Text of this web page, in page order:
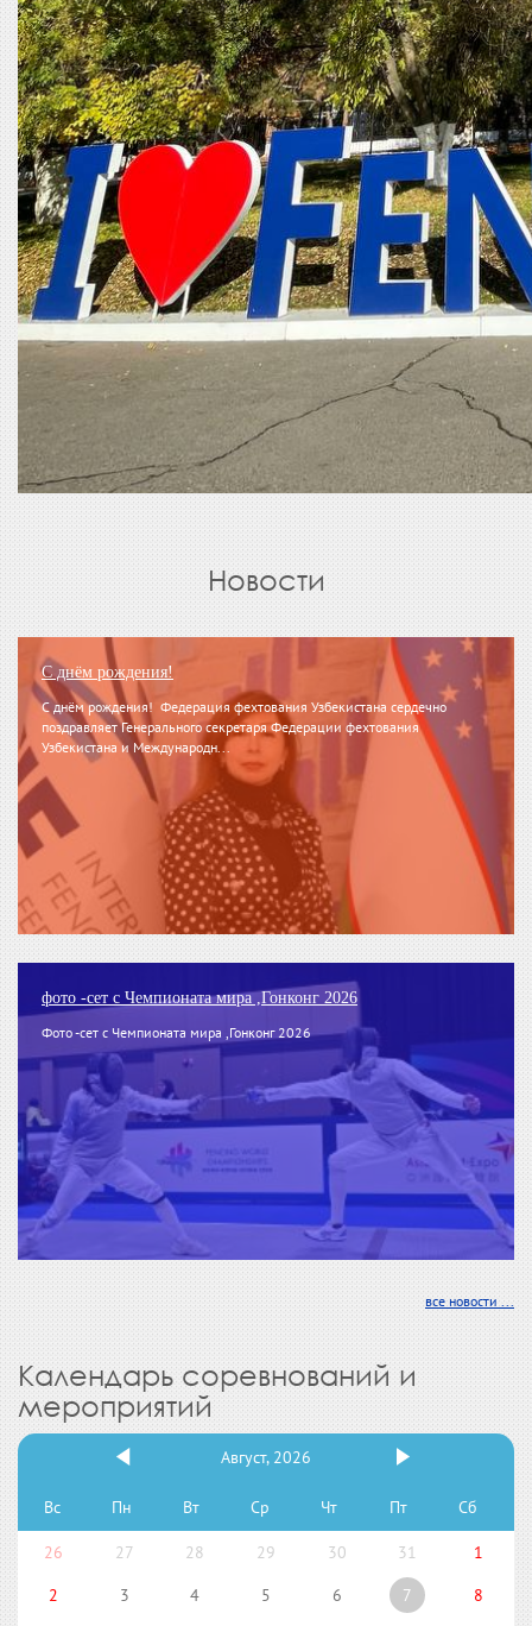
Новости
С днём рождения!
С днём рождения! Федерация фехтования Узбекистана сердечно
поздравляет Генерального секретаря Федерации фехтования
Узбекистана и Международн...
фото -сет с Чемпионата мира ,Гонконг 2026
Фото -сет с Чемпионата мира ,Гонконг 2026
все новости ...
Календарь соревнований и
мероприятий
Август, 2026
Вс Пн Вт Ср Чт Пт Сб
26 27 28 29 30 31
1
2
3 4 5 6 7
8